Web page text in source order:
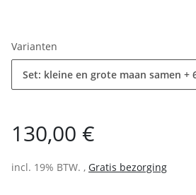
Varianten
Set: kleine en grote maan samen +
130,00 €
incl. 19% BTW. , Gratis bezorging